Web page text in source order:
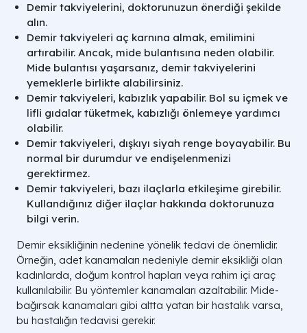
Demir takviyelerini, doktorunuzun önerdiği şekilde
alın.
Demir takviyeleri aç karnına almak, emilimini
artırabilir. Ancak, mide bulantısına neden olabilir.
Mide bulantısı yaşarsanız, demir takviyelerini
yemeklerle birlikte alabilirsiniz.
Demir takviyeleri, kabızlık yapabilir. Bol su içmek ve
lifli gıdalar tüketmek, kabızlığı önlemeye yardımcı
olabilir.
Demir takviyeleri, dışkıyı siyah renge boyayabilir. Bu
normal bir durumdur ve endişelenmenizi
gerektirmez.
Demir takviyeleri, bazı ilaçlarla etkileşime girebilir.
Kullandığınız diğer ilaçlar hakkında doktorunuza
bilgi verin.
Demir eksikliğinin nedenine yönelik tedavi de önemlidir.
Örneğin, adet kanamaları nedeniyle demir eksikliği olan
kadınlarda, doğum kontrol hapları veya rahim içi araç
kullanılabilir. Bu yöntemler kanamaları azaltabilir. Mide-
bağırsak kanamaları gibi altta yatan bir hastalık varsa,
bu hastalığın tedavisi gerekir.